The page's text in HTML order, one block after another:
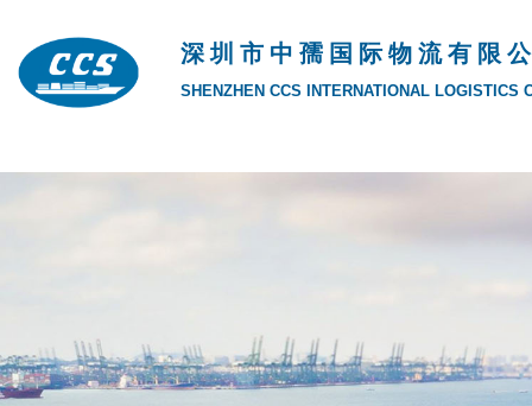
深 圳 市 中 孺 国 际 物 流 有 限
SHENZHEN CCS INTERNATIONAL LOGISTICS